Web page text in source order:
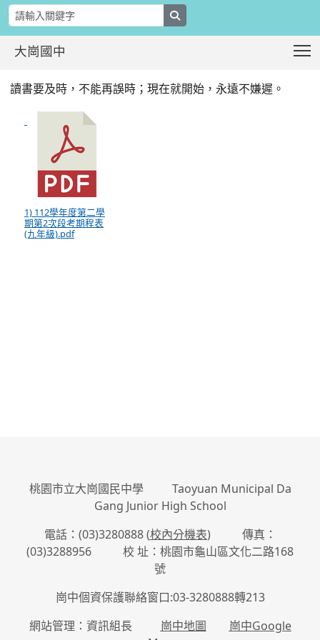
大崗國中
112-2九年級第2次段考時程表(如附件)
讀書要及時，不能再誤時；現在就開始，永遠不嫌遲。
1) 112學年度第二學
期第2次段考期程表
(九年級).pdf
桃園市立大崗國民中學 Taoyuan Municipal Da
Gang Junior High School
電話：(03)3280888 (校內分機表) 傳真：
(03)3288956 校 址：桃園市龜山區文化二路168
號
崗中個資保護聯絡窗口:03-3280888轉213
網站管理：資訊組長 崗中地圖
崗中Google